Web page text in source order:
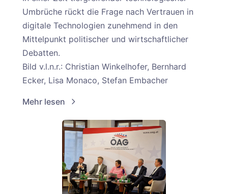
Umbrüche rückt die Frage nach Vertrauen in
digitale Technologien zunehmend in den
Mittelpunkt politischer und wirtschaftlicher
Debatten.
Bild v.l.n.r.: Christian Winkelhofer, Bernhard
Ecker, Lisa Monaco, Stefan Embacher
Mehr lesen